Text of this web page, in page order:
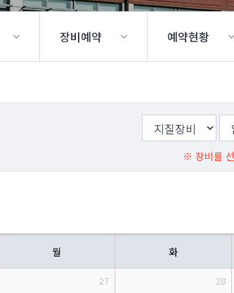
장비예약 예약현황
※ 장비를
월 화
27 28